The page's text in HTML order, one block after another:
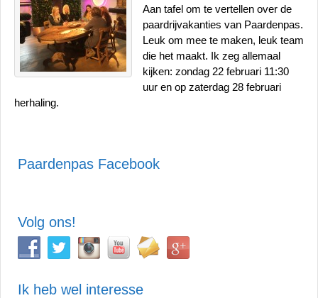
Aan tafel om te vertellen over de
paardrijvakanties van Paardenpas.
Leuk om mee te maken, leuk team
die het maakt. Ik zeg allemaal
kijken: zondag 22 februari 11:30
uur en op zaterdag 28 februari
herhaling.
Paardenpas Facebook
Volg ons!
Ik heb wel interesse